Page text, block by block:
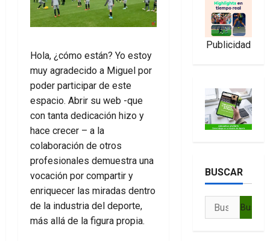
Hola, ¿cómo están? Yo estoy
muy agradecido a Miguel por
poder participar de este
espacio. Abrir su web -que
con tanta dedicación hizo y
hace crecer – a la
colaboración de otros
profesionales demuestra una
vocación por compartir y
enriquecer las miradas dentro
de la industria del deporte,
más allá de la figura propia.
Publicidad
BUSCAR
Buscar: